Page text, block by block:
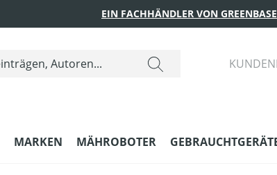
EIN FACHHÄNDLER VON GREENBASE
MARKEN MÄHROBOTER